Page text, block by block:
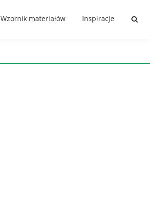
Wzornik materiałów Inspiracje